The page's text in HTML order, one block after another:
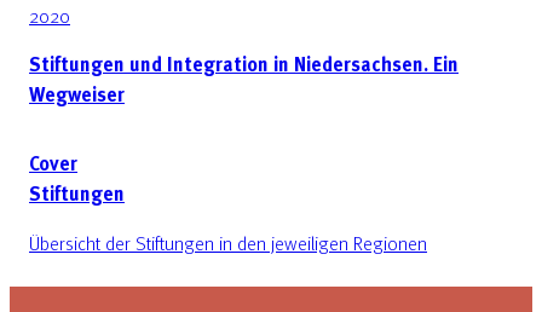
2020
Stiftungen und Integration in Niedersachsen. Ein
Wegweiser
Cover
Stiftungen
Übersicht der Stiftungen in den jeweiligen Regionen